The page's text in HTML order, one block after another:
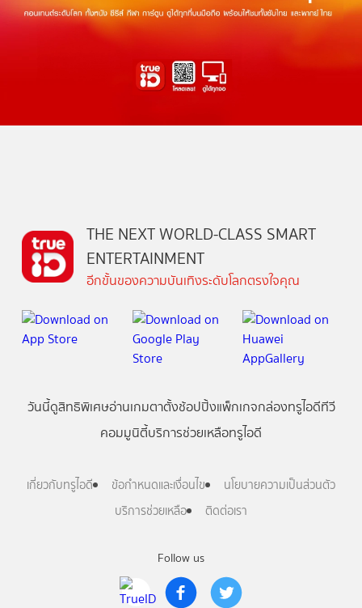
Follow us
THE NEXT WORLD-CLASS SMART
ENTERTAINMENT
อีกขั้นของความบันเทิงระดับโลกตรงใจคุณ
วันนี้ดูสิทธิพิเศษอ่านเกมตาตั้งช้อปปิ้งแพ็กเกจกล่องทรูไอดีทีวี
คอมมูนิตี้บริการช่วยเหลือทรูไอดี
เกี่ยวกับทรูไอดี ข้อกำหนดและเงื่อนไข
นโยบายความเป็นส่วนตัว
บริการช่วยเหลือ
ติดต่อเรา